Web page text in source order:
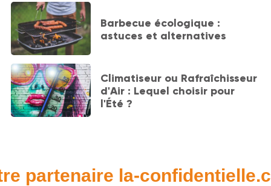
Barbecue écologique :
astuces et alternatives
Climatiseur ou Rafraîchisseur
d'Air : Lequel choisir pour
l'Été ?
partenaire la-